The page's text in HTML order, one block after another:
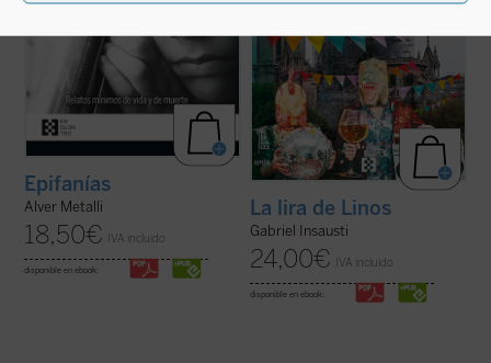
Epifanías
Alver Metalli
18,50€ IVA incluido
disponible en ebook:
La lira de Linos
Gabriel Insausti
24,00€ IVA incluido
disponible en ebook: